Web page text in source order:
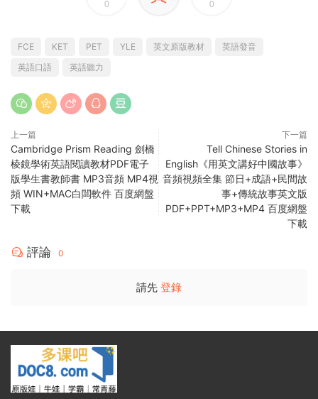
0 0
FCE KET PET YLE 英文原版教材
英語發音
英語口語
英語聽力
上一篇
Cambridge Prism Reading 劍橋
棱鏡學術英語閱讀教材PDF電子
版學生書教師書 MP3音頻 MP4視
頻 WIN+MAC白闆軟件 百度網盤
下載
下一篇
Tell Chinese Stories in
English《用英文講好中國故事》
音頻視頻全集 節日+成語+民間故
事+傳統故事英文版
PDF+PPT+MP3+MP4 百度網盤
下載
評論 0
請先 登錄